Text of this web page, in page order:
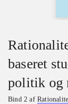
baseret
politik og
Bind 2 af